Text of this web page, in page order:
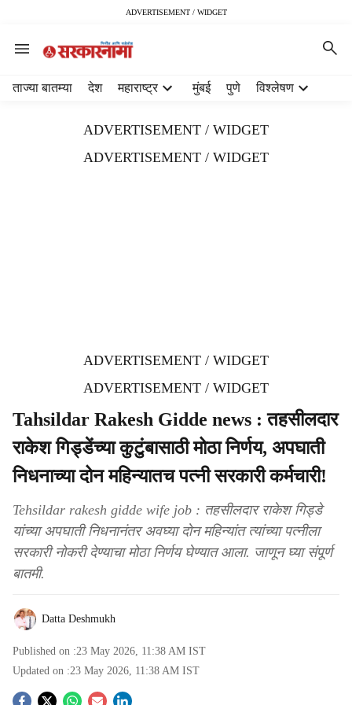
ADVERTISEMENT / WIDGET
ताज्या बातम्या देश महाराष्ट्र मुंबई पुणे विश्लेषण
ADVERTISEMENT / WIDGET
ADVERTISEMENT / WIDGET
ADVERTISEMENT / WIDGET
ADVERTISEMENT / WIDGET
Tahsildar Rakesh Gidde news : तहसीलदार
राकेश गिड्डेंच्या कुटुंबासाठी मोठा निर्णय, अपघाती
निधनाच्या दोन महिन्यातच पत्नी सरकारी कर्मचारी!
Tehsildar rakesh gidde wife job : तहसीलदार राकेश गिड्डे
यांच्या अपघाती निधनानंतर अवघ्या दोन महिन्यांत त्यांच्या पत्नीला
सरकारी नोकरी देण्याचा मोठा निर्णय घेण्यात आला. जाणून घ्या संपूर्ण
बातमी.
Datta Deshmukh
Published on :23 May 2026, 11:38 AM IST
Updated on :23 May 2026, 11:38 AM IST